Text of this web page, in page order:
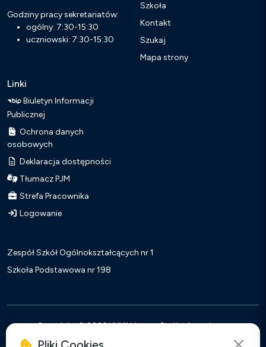
Godziny pracy sekretariatów:
ogólny: 7:30-15:30
uczniowski: 7:30-15:30
Szkoła
Kontakt
Szukaj
Mapa strony
Linki
Biuletyn Informacji
Publicznej
Ochrona danych
osobowych
Deklaracja dostępności
Tłumacz PJM
Strefa Pracownika
Logowanie
Zespół Szkół Ogólnokształcących nr 1
Szkoła Podstawowa nr 198
Copyright ©2026 XXXII Liceum Ogólnokształcące
Realizacja: